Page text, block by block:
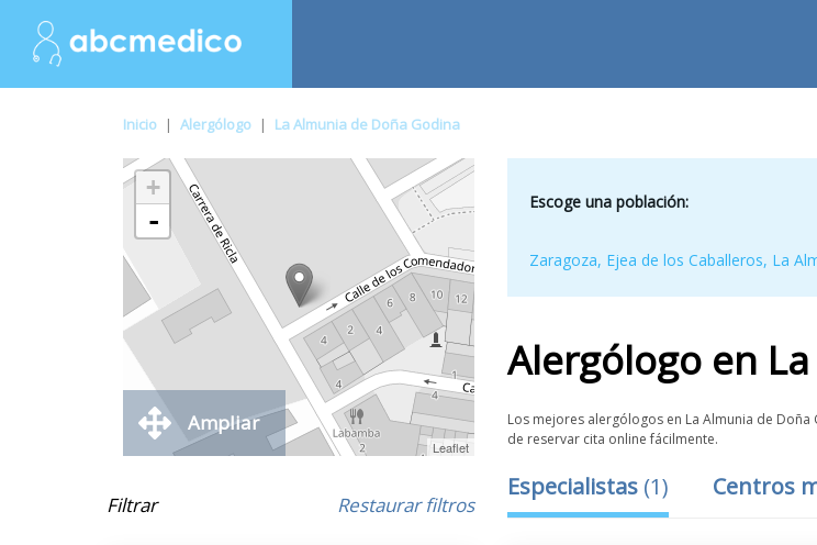
Inicio | Alergólogo | La Almunia de Doña Godina
+
-
Leaflet
Ampliar
Filtrar Restaurar filtros
Escoge una población:
Zaragoza, Ejea de los Caballeros, La
Alergólogo en
Los mejores alergólogos en La Almunia de
de reservar cita online fácilmente.
Especialistas (1) Centros